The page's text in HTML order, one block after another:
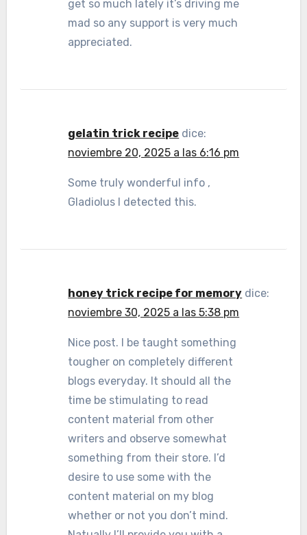
get so much lately it’s driving me
mad so any support is very much
appreciated.
gelatin trick recipe dice:
noviembre 20, 2025 a las 6:16 pm
Some truly wonderful info ,
Gladiolus I detected this.
honey trick recipe for memory dice:
noviembre 30, 2025 a las 5:38 pm
Nice post. I be taught something
tougher on completely different
blogs everyday. It should all the
time be stimulating to read
content material from other
writers and observe somewhat
something from their store. I’d
desire to use some with the
content material on my blog
whether or not you don’t mind.